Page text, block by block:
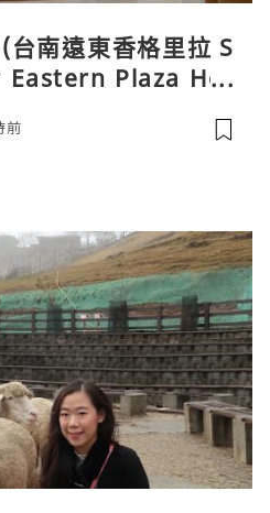
南遠東香格里拉 S
Plaza Hot
前